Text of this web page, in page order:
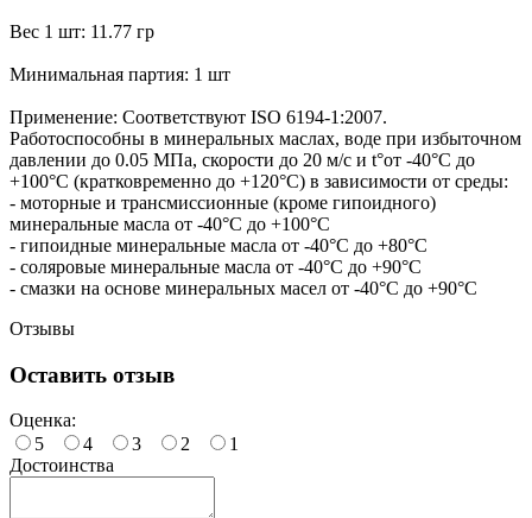
Вес 1 шт: 11.77 гр
Минимальная партия: 1 шт
Применение: Соответствуют ISO 6194-1:2007.
Работоспособны в минеральных маслах, воде при избыточном
давлении до 0.05 МПа, скорости до 20 м/с и t°от -40°С до
+100°С (кратковременно до +120°С) в зависимости от среды:
- моторные и трансмиссионные (кроме гипоидного)
минеральные масла от -40°С до +100°С
- гипоидные минеральные масла от -40°С до +80°С
- соляровые минеральные масла от -40°С до +90°С
- смазки на основе минеральных масел от -40°С до +90°С
Отзывы
Оставить отзыв
Оценка:
5
4 3 2
1
Достоинства